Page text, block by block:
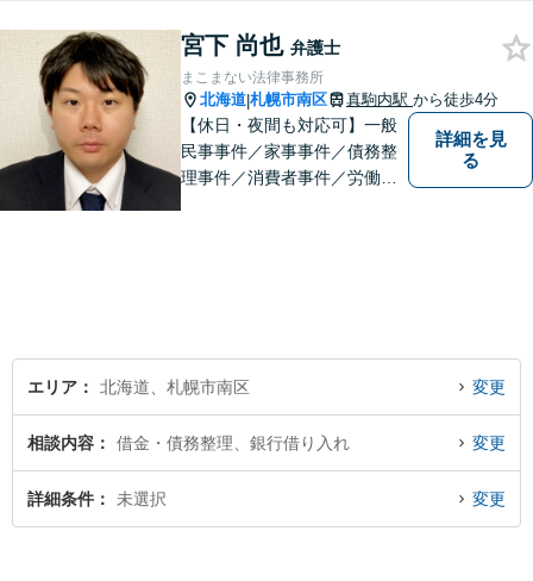
宮下 尚也 弁護士
まこまない法律事務所
北海道|札幌市南区 真駒内駅 から徒歩4分
【休日・夜間も対応可】一般
民事事件／家事事件／債務整
理事件／消費者事件／労働事
詳細を見
る
エリア 北海道、札幌市南区 変更
相談内容 借金・債務整理、銀行借り入れ 変更
詳細条件 未選択 変更